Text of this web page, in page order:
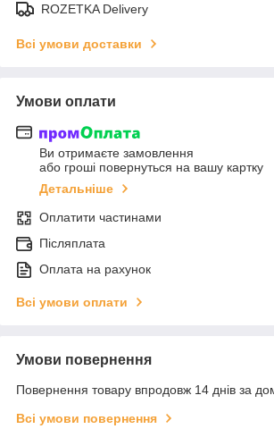
ROZETKA Delivery
Всі умови доставки
Умови оплати
Ви отримаєте замовлення
або гроші повернуться на вашу картку
Детальніше
Оплатити частинами
Післяплата
Оплата на рахунок
Всі умови оплати
Умови повернення
Повернення товару впродовж 14 днів за
Всі умови повернення